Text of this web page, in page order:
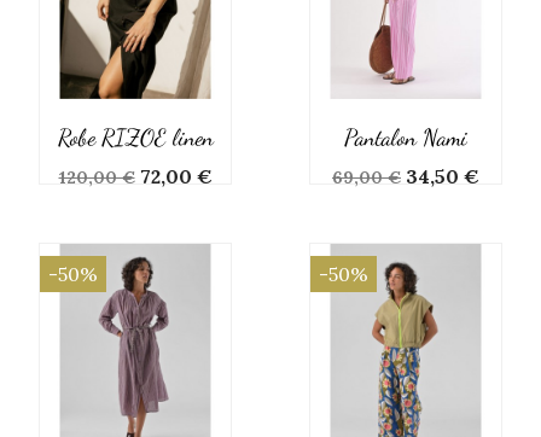
Robe RIZOE linen
Prix
120,00 € Prix
72,00 €
Pantalon Nami
Prix
69,00 € Prix
34,50 €
-50% -50%